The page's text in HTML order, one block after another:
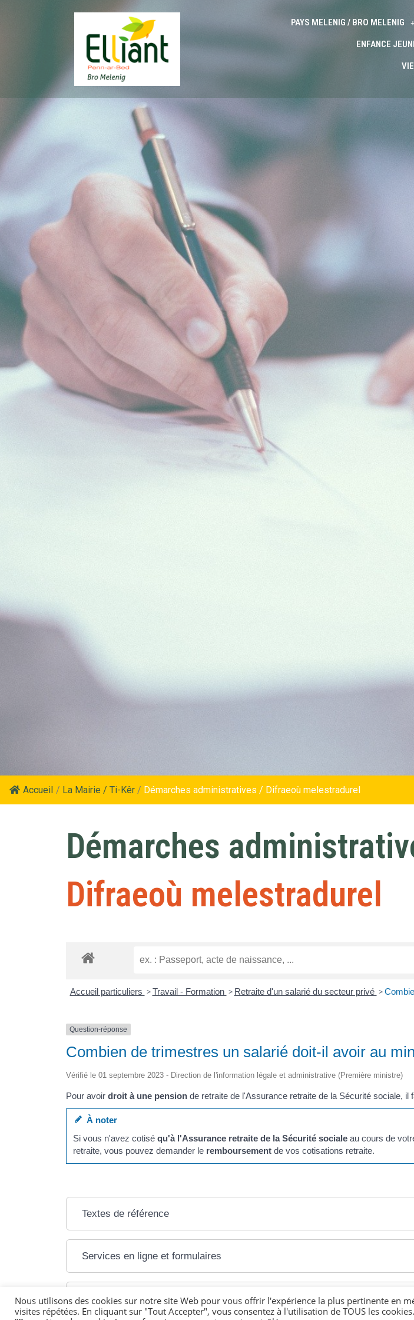
PAYS MELENIG / BRO MELENIG
ENFANCE
Accueil / La Mairie / Ti-Kêr / Démarches administratives / Difraeoù melestradurel
Démarches
Difraeoù melestradurel
Accueil particuliers > Travail - Formation > Retraite d'un salarié du secteur privé >
Question-réponse
Combien de trimestres un salarié doit-il avoir au
Vérifié le 01 septembre 2023 - Direction de l'information légale et administrative (Première ministre)
Pour avoir droit à une pension de retraite de l'Assurance retraite de la Sécurité sociale, il
À noter
Si vous n'avez cotiséqu'à l'Assurance retraite de la Sécurité socialeau cours de
retraite, vous pouvez demander le remboursementde vos cotisations retraite.
Textes de référence
Services en ligne et formulaires
Pour en savoir plus
Nous utilisons des cookies sur notre site Web pour vous offrir l'expérience la plus pertinente en
visites répétées. En cliquant sur "Tout Accepter", vous consentez à l'utilisation de TOUS les